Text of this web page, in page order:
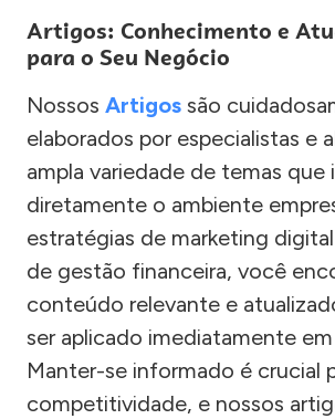
Artigos: Conhecimento e
para o Seu Negócio
Nossos Artigos são
elaborados por especialistas e
ampla variedade de temas que
diretamente o ambiente
estratégias de marketing
de gestão financeira, você
conteúdo relevante e
ser aplicado imediatamente em
Manter-se informado é crucial
competitividade, e nossos